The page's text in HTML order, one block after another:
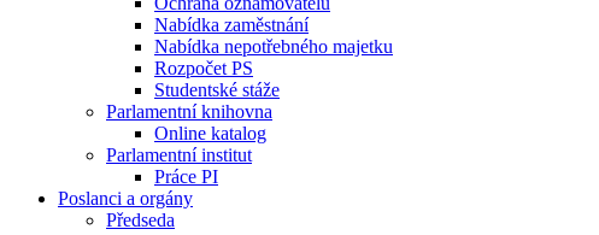
Nabídka zaměstnání
Nabídka nepotřebného majetku
Rozpočet PS
Studentské stáže
Parlamentní knihovna
Online katalog
Parlamentní institut
Práce PI
Poslanci a orgány
Předseda